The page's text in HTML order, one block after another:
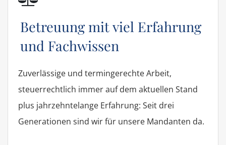
Betreuung mit viel Erfahrung
und Fachwissen
Zuverlässige und termingerechte Arbeit,
steuerrechtlich immer auf dem aktuellen Stand
plus jahrzehntelange Erfahrung: Seit drei
Generationen sind wir für unsere Mandanten da.